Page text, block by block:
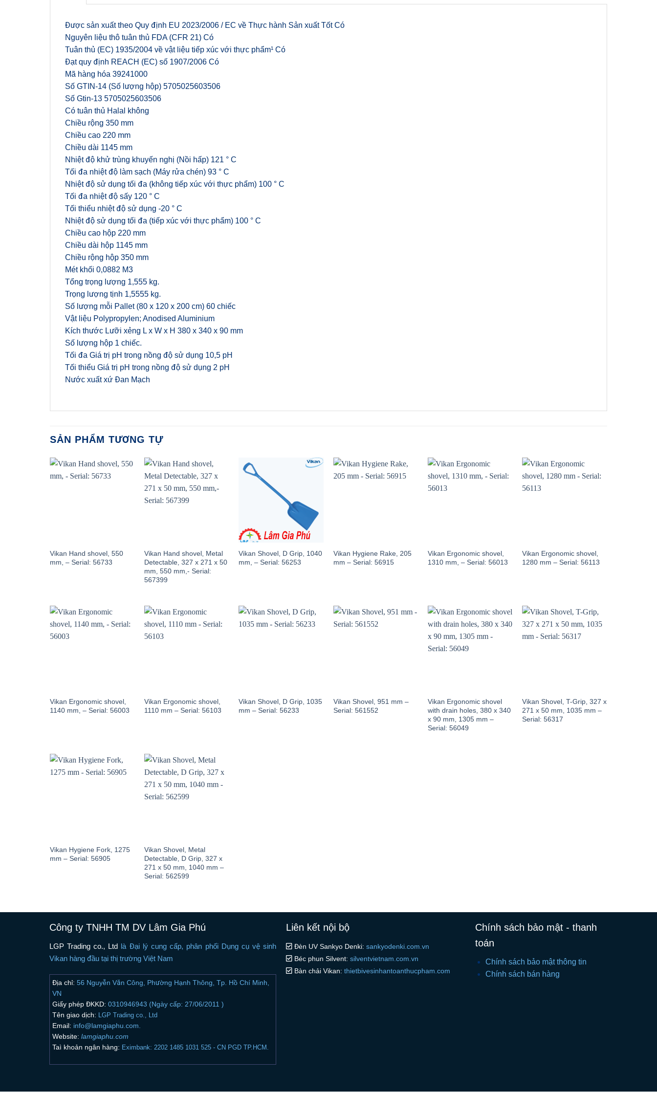
Được sản xuất theo Quy định EU 2023/2006 / EC về Thực hành Sản xuất Tốt Có
Nguyên liệu thô tuân thủ FDA (CFR 21) Có
Tuân thủ (EC) 1935/2004 về vật liệu tiếp xúc với thực phẩm¹ Có
Đạt quy định REACH (EC) số 1907/2006 Có
Mã hàng hóa 39241000
Số GTIN-14 (Số lượng hộp) 5705025603506
Số Gtin-13 5705025603506
Có tuân thủ Halal không
Chiều rộng 350 mm
Chiều cao 220 mm
Chiều dài 1145 mm
Nhiệt độ khử trùng khuyến nghị (Nồi hấp) 121 ° C
Tối đa nhiệt độ làm sạch (Máy rửa chén) 93 ° C
Nhiệt độ sử dụng tối đa (không tiếp xúc với thực phẩm) 100 ° C
Tối đa nhiệt độ sấy 120 ° C
Tối thiểu nhiệt độ sử dụng -20 ° C
Nhiệt độ sử dụng tối đa (tiếp xúc với thực phẩm) 100 ° C
Chiều cao hộp 220 mm
Chiều dài hộp 1145 mm
Chiều rộng hộp 350 mm
Mét khối 0,0882 M3
Tổng trọng lượng 1,555 kg.
Trọng lượng tịnh 1,5555 kg.
Số lượng mỗi Pallet (80 x 120 x 200 cm) 60 chiếc
Vật liệu Polypropylen; Anodised Aluminium
Kích thước Lưỡi xẻng L x W x H 380 x 340 x 90 mm
Số lượng hộp 1 chiếc.
Tối đa Giá trị pH trong nồng độ sử dụng 10,5 pH
Tối thiểu Giá trị pH trong nồng độ sử dụng 2 pH
Nước xuất xứ Đan Mạch
SẢN PHẨM TƯƠNG TỰ
Vikan Hand shovel, 550
mm, – Serial: 56733
Vikan Hand shovel, Metal
Detectable, 327 x 271 x 50
mm, 550 mm,- Serial:
567399
Vikan Shovel, D Grip, 1040
mm, – Serial: 56253
Vikan Hygiene Rake, 205
mm – Serial: 56915
Vikan Ergonomic shovel,
1310 mm, – Serial: 56013
Vikan Ergonomic shovel,
1280 mm – Serial: 56113
Vikan Ergonomic shovel,
1140 mm, – Serial: 56003
Vikan Ergonomic shovel,
1110 mm – Serial: 56103
Vikan Shovel, D Grip, 1035
mm – Serial: 56233
Vikan Shovel, 951 mm –
Serial: 561552
Vikan Ergonomic shovel
with drain holes, 380 x 340
x 90 mm, 1305 mm –
Serial: 56049
Vikan Shovel, T-Grip, 327 x
271 x 50 mm, 1035 mm –
Serial: 56317
Vikan Hygiene Fork, 1275
mm – Serial: 56905
Vikan Shovel, Metal
Detectable, D Grip, 327 x
271 x 50 mm, 1040 mm –
Serial: 562599
Công ty TNHH TM DV Lâm Gia Phú
LGP Trading co., Ltd là Đại lý cung cấp, phân phối Dụng cụ vệ sinh
Vikan hàng đầu tại thị trường Việt Nam
Địa chỉ: 56 Nguyễn Văn Công, Phường Hạnh Thông, Tp. Hồ Chí Minh,
VN
Giấy phép ĐKKD: 0310946943 (Ngày cấp: 27/06/2011 )
Tên giao dịch: LGP Trading co., Ltd
Email: info@lamgiaphu.com.
Website: lamgiaphu.com
Taì khoản ngân hàng: Eximbank: 2202 1485 1031 525 - CN PGD TP.HCM.
Liên kết nội bộ
Đèn UV Sankyo Denki: sankyodenki.com.vn
Béc phun Silvent: silventvietnam.com.vn
Bàn chải Vikan: thietbivesinhantoanthucpham.com
Chính sách bảo mật - thanh
toán
Chính sách bảo mật thông tin
Chính sách bán hàng